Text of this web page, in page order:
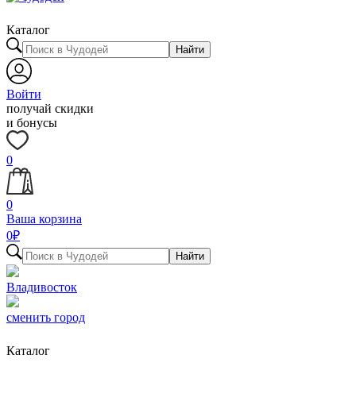
Каталог
Найти
Войти
получай скидки
и бонусы
0
0
Ваша корзина
0₽
Найти
Владивосток
сменить город
Каталог